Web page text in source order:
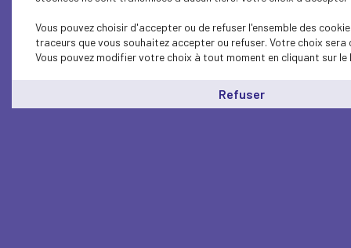
Vous pouvez choisir d'accepter ou de refuser l'ensemble des
traceurs que vous souhaitez accepter ou refuser. Votre choix
Vous pouvez modifier votre choix à tout moment en cliquant sur le
Refuser